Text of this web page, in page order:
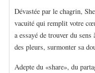
Dévastée par le chagrin,
vacuité qui remplit votre
a essayé de trouver du
des pleurs, surmonter sa
Adepte du «share», du